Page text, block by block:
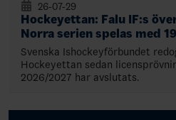
Hockeyettan: Falu IF:s
Norra serien spelas med
26-07-29
Svenska Ishockeyförbundet
Hockeyettan sedan
2026/2027 har avslutats.